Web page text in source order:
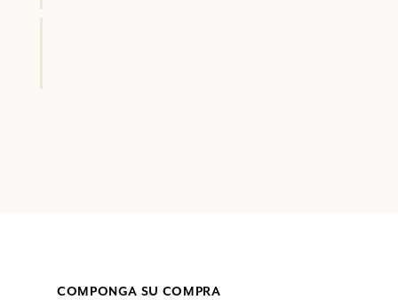
COMPONGA SU COMPRA